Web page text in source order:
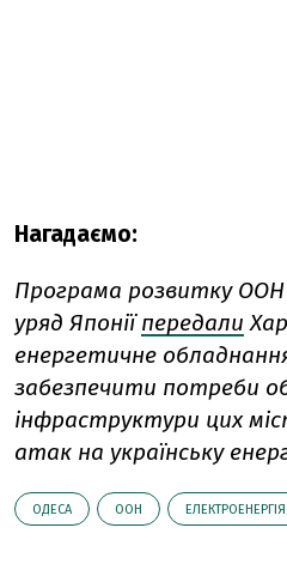
Нагадаємо:
Програма розвитку
уряд Японії передали
енергетичне
забезпечити потреби
інфраструктури цих
атак на українську
ОДЕСА ООН ЕЛЕКТРОЕНЕРГІЯ